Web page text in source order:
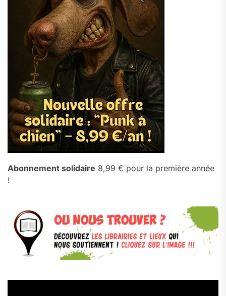
Abonnement solidaire 8,99 € pour la première année
!